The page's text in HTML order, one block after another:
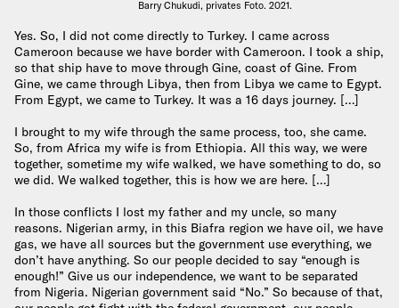
Barry Chukudi, privates Foto. 2021.
Yes. So, I did not come directly to Turkey. I came across
Cameroon because we have border with Cameroon. I took a ship,
so that ship have to move through Gine, coast of Gine. From
Gine, we came through Libya, then from Libya we came to Egypt.
From Egypt, we came to Turkey. It was a 16 days journey. […]
I brought to my wife through the same process, too, she came.
So, from Africa my wife is from Ethiopia. All this way, we were
together, sometime my wife walked, we have something to do, so
we did. We walked together, this is how we are here. […]
In those conflicts I lost my father and my uncle, so many
reasons. Nigerian army, in this Biafra region we have oil, we have
gas, we have all sources but the government use everything, we
don’t have anything. So our people decided to say “enough is
enough!” Give us our independence, we want to be separated
from Nigeria. Nigerian government said “No.” So because of that,